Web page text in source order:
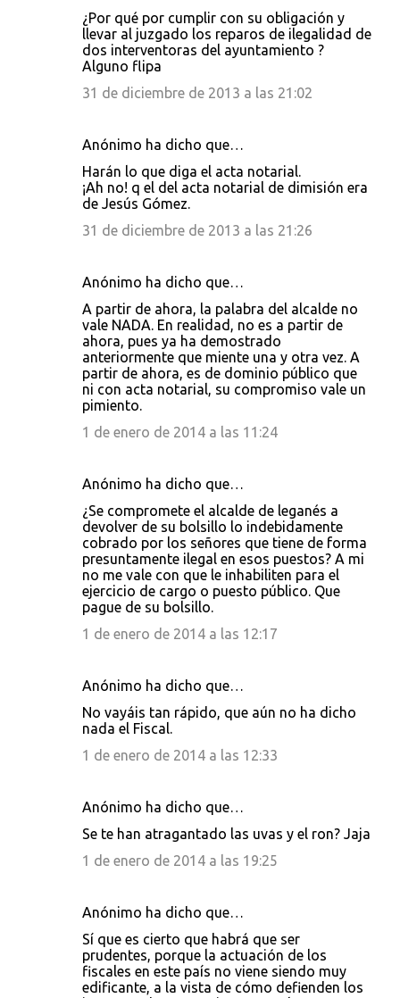
¿Por qué por cumplir con su obligación y
llevar al juzgado los reparos de ilegalidad de
dos interventoras del ayuntamiento ?
Alguno flipa
31 de diciembre de 2013 a las 21:02
Anónimo ha dicho que…
Harán lo que diga el acta notarial.
¡Ah no! q el del acta notarial de dimisión era
de Jesús Gómez.
31 de diciembre de 2013 a las 21:26
Anónimo ha dicho que…
A partir de ahora, la palabra del alcalde no
vale NADA. En realidad, no es a partir de
ahora, pues ya ha demostrado
anteriormente que miente una y otra vez. A
partir de ahora, es de dominio público que
ni con acta notarial, su compromiso vale un
pimiento.
1 de enero de 2014 a las 11:24
Anónimo ha dicho que…
¿Se compromete el alcalde de leganés a
devolver de su bolsillo lo indebidamente
cobrado por los señores que tiene de forma
presuntamente ilegal en esos puestos? A mi
no me vale con que le inhabiliten para el
ejercicio de cargo o puesto público. Que
pague de su bolsillo.
1 de enero de 2014 a las 12:17
Anónimo ha dicho que…
No vayáis tan rápido, que aún no ha dicho
nada el Fiscal.
1 de enero de 2014 a las 12:33
Anónimo ha dicho que…
Se te han atragantado las uvas y el ron? Jaja
1 de enero de 2014 a las 19:25
Anónimo ha dicho que…
Sí que es cierto que habrá que ser
prudentes, porque la actuación de los
fiscales en este país no viene siendo muy
edificante, a la vista de cómo defienden los